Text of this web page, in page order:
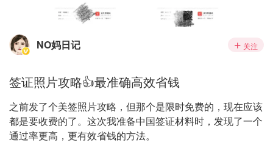
NO妈日记 关注
签证照片攻略👍最准确高效省钱
之前发了个美签照片攻略，但那个是限时免费的，现在应该
都是要收费的了。这次我准备中国签证材料时，发现了一个
通过率更高，更有效省钱的方法。